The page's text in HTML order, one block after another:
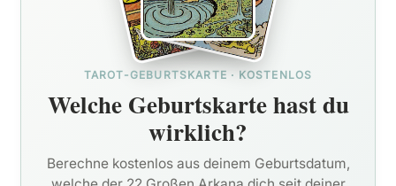
TAROT-GEBURTSKARTE · KOSTENLOS
Welche Geburtskarte hast du
wirklich?
Berechne kostenlos aus deinem Geburtsdatum,